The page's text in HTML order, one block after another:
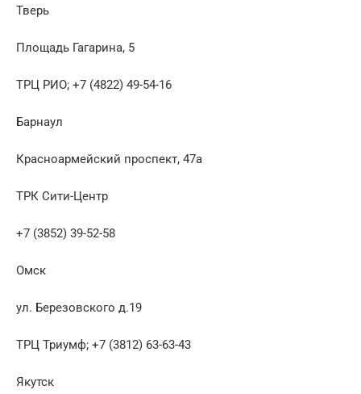
Тверь
Площадь Гагарина, 5
ТРЦ РИО; +7 (4822) 49-54-16
Барнаул
Красноармейский проспект, 47а
ТРК Сити-Центр
+7 (3852) 39-52-58
Омск
ул. Березовского д.19
ТРЦ Триумф; +7 (3812) 63-63-43
Якутск